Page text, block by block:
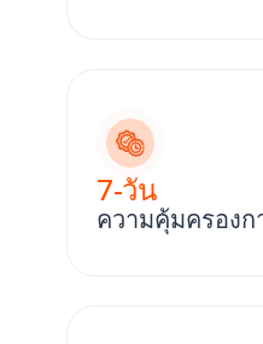
7-วัน
ความคุ้มครองก